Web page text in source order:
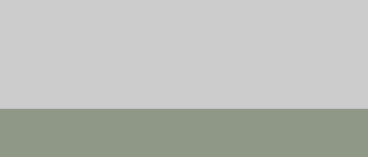
kotiaan. Nyt hän oli todella tyytyväinen myös Isku Kodin